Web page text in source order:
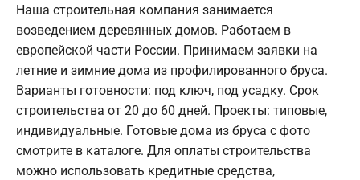
Наша строительная компания занимается
возведением деревянных домов. Работаем в
европейской части России. Принимаем заявки на
летние и зимние дома из профилированного бруса.
Варианты готовности: под ключ, под усадку. Срок
строительства от 20 до 60 дней. Проекты: типовые,
индивидуальные. Готовые дома из бруса с фото
смотрите в каталоге. Для оплаты строительства
можно использовать кредитные средства,